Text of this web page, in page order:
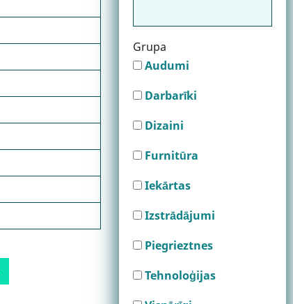
Grupa
Audumi
Darbarīki
Dizaini
Furnitūra
Iekārtas
Izstrādājumi
Piegrieztnes
Tehnoloģijas